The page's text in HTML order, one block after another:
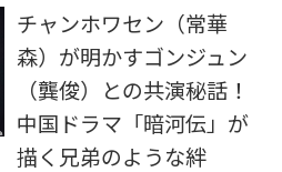
チャンホワセン（常華
森）が明かすゴンジュン
（龔俊）との共演秘話！
中国ドラマ「暗河伝」が
描く兄弟のような絆